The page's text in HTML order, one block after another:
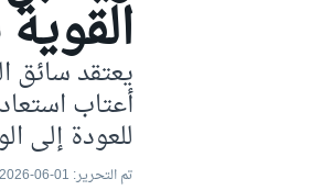
موتو جي بي
أعتاب
للعودة إلى
تم التحرير: 01-06-2026